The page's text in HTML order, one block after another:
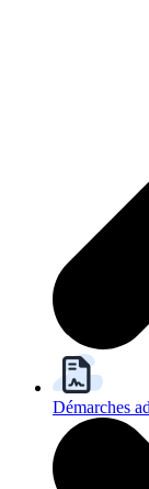
Démarches